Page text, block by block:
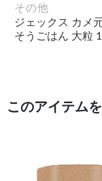
その他
ジェックス カメ
そうごはん 大粒
このアイテム